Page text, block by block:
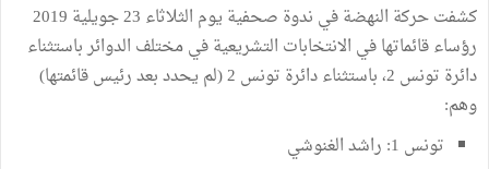
كشفت حركة النهضة في ندوة صحفية يوم الثلاثاء 23 جويلية 2019
رؤساء قائماتها في الانتخابات التشريعية في مختلف الدوائر باستثناء
دائرة تونس 2، باستثناء دائرة تونس 2 (لم يحدد بعد رئيس قائمتها)
وهم:
تونس 1: راشد الغنوشي